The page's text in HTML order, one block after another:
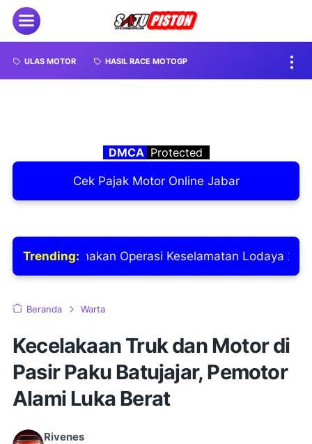
ULAS MOTOR HASIL RACE MOTOGP
DMCA Protected
Cek Pajak Motor Online Jabar
Trending:Operasi Keselamatan Lodaya 2026
Beranda Warta
Kecelakaan Truk dan Motor di
Pasir Paku Batujajar, Pemotor
Alami Luka Berat
Rivenes